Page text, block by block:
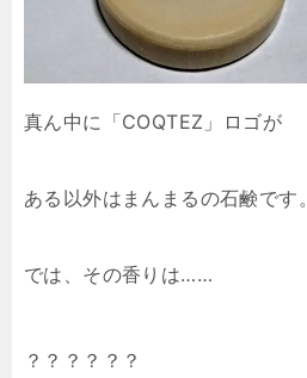
真ん中に「COQTEZ」ロゴが
ある以外はまんまるの石鹸です。
では、その香りは……
？？？？？？